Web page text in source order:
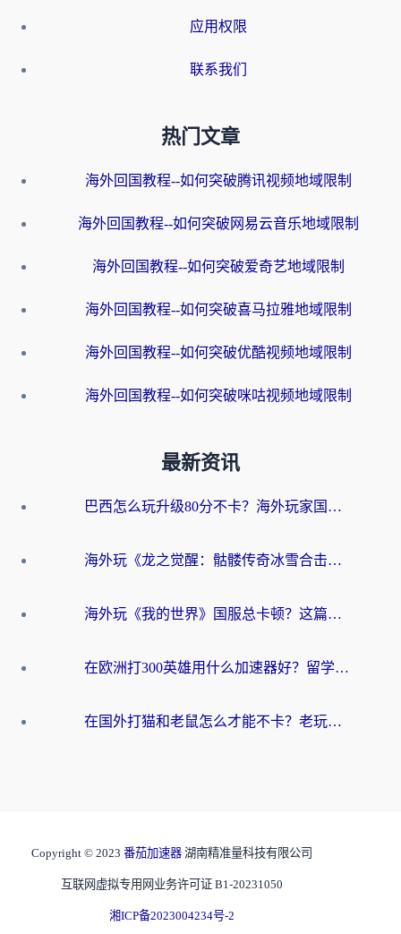
应用权限
联系我们
热门文章
海外回国教程--如何突破腾讯视频地域限制
海外回国教程--如何突破网易云音乐地域限制
海外回国教程--如何突破爱奇艺地域限制
海外回国教程--如何突破喜马拉雅地域限制
海外回国教程--如何突破优酷视频地域限制
海外回国教程--如何突破咪咕视频地域限制
最新资讯
巴西怎么玩升级80分不卡？海外玩家国服游戏加速器终极指南（附避坑技巧）
海外玩《龙之觉醒：骷髅传奇冰雪合击》延迟高？这篇指南帮你解决卡顿烦恼！
海外玩《我的世界》国服总卡顿？这篇我的世界游戏加速器指南帮你解决所有问题
在欧洲打300英雄用什么加速器好？留学生亲测有效的解决方案来了
在国外打猫和老鼠怎么才能不卡？老玩家亲测的终极加速指南
Copyright © 2023 番茄加速器 湖南精准量科技有限公司
互联网虚拟专用网业务许可证 B1-20231050
湘ICP备2023004234号-2